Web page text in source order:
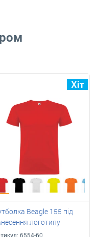
Beagle 155 під
логотипу
6554-60